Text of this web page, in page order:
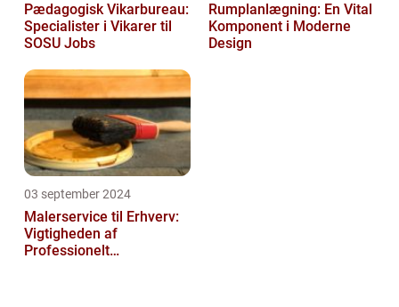
Pædagogisk Vikarbureau:
Specialister i Vikarer til
SOSU Jobs
Rumplanlægning: En Vital
Komponent i Moderne
Design
03 september 2024
Malerservice til Erhverv:
Vigtigheden af
Professionelt